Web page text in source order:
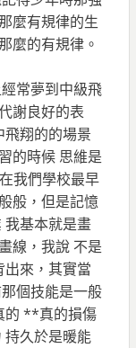
麼有規律的生
麼的有規律。
常夢到中級飛
謝良好的表
翔的的場景
的時候 思維是
我們學校最早
般，但是記憶
我基本就是畫
線，我說 不是
來，其實當
個技能是一般
的 **真的損傷
持久於是暖能